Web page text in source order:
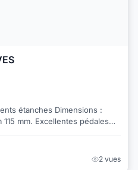
étanches Dimensions :
mm. Excellentes pédales
2 vues